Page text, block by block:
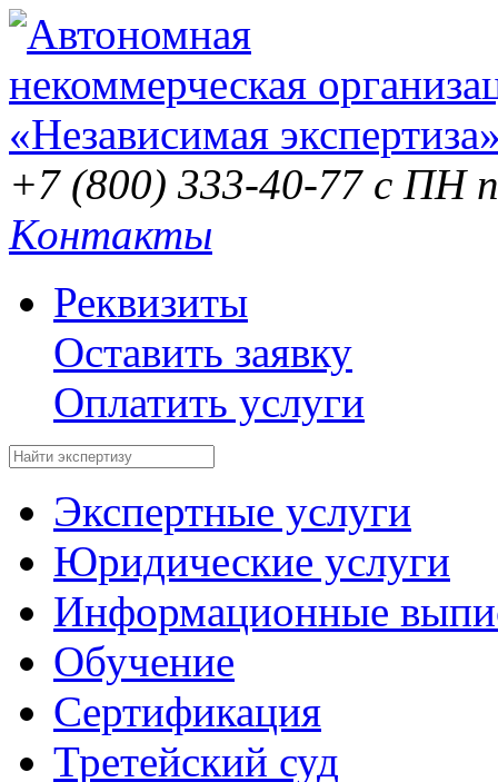
+7 (800) 333-40-77 с ПН
Контакты
Реквизиты
Оставить заявку
Оплатить услуги
Экспертные услуги
Юридические услуги
Информационные
Обучение
Сертификация
Третейский суд